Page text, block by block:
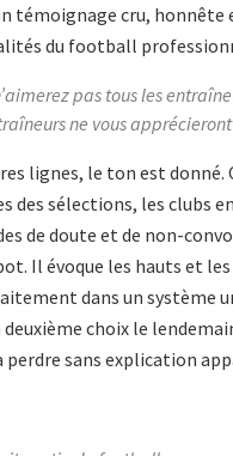
témoignage cru,
du football
pas tous les
ne vous
lignes, le ton est donné.
des sélections, les clubs
de doute et de non-
Il évoque les hauts et
dans un système
choix le
perdre sans explication